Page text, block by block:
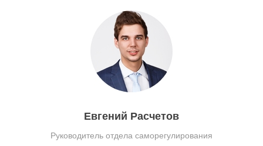
Евгений Расчетов
Руководитель отдела саморегулирования